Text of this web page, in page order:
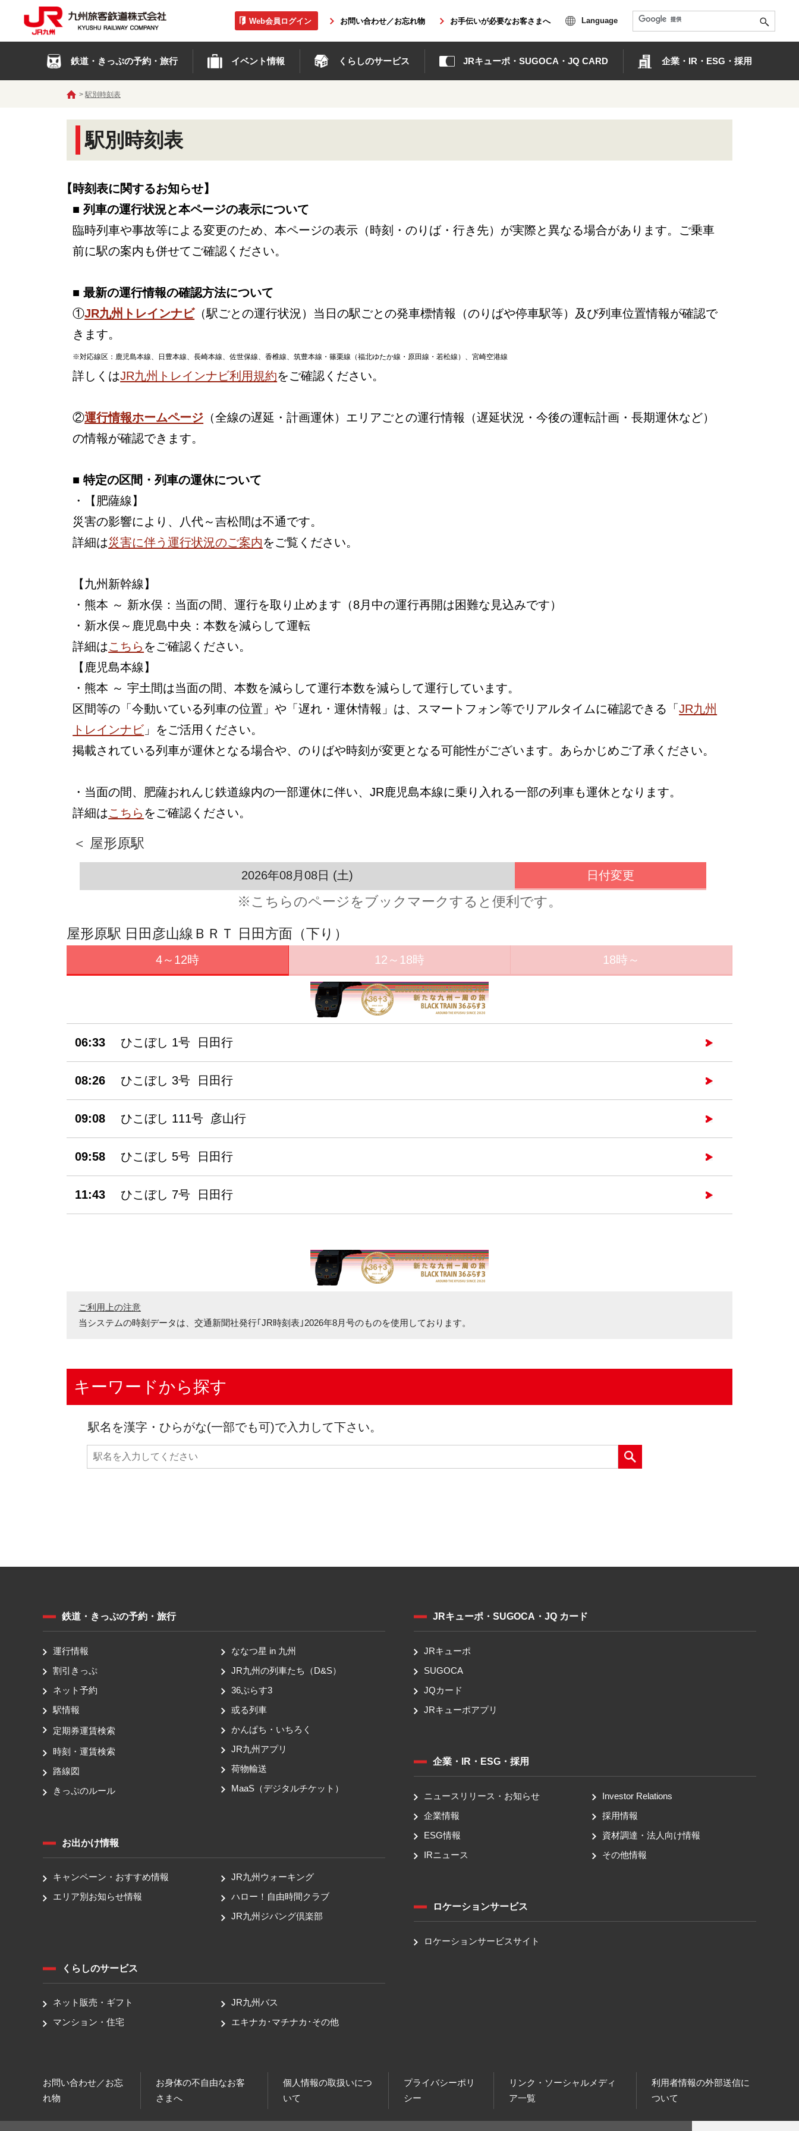
Web会員ログイン お問い合わせ／お忘れ物 お手伝いが必要なお客さまへ Language
鉄道・きっぷの予約・旅行 イベント情報 くらしのサービス JRキューポ・SUGOCA・JQ CARD 企業・IR・ESG・採用
駅別時刻表
駅別時刻表
【時刻表に関するお知らせ】
■ 列車の運行状況と本ページの表示について
臨時列車や事故等による変更のため、本ページの表示（時刻・のりば・行き先）が実際と異なる場合があります。ご乗車
前に駅の案内も併せてご確認ください。
■ 最新の運行情報の確認方法について
①JR九州トレインナビ（駅ごとの運行状況）当日の駅ごとの発車標情報（のりばや停車駅等）及び列車位置情報が確認で
きます。
※対応線区：鹿児島本線、日豊本線、長崎本線、佐世保線、香椎線、筑豊本線・篠栗線（福北ゆたか線・原田線・若松線）、宮崎空港線
詳しくはJR九州トレインナビ利用規約をご確認ください。
②運行情報ホームページ （全線の遅延・計画運休）エリアごとの運行情報（遅延状況・今後の運転計画・長期運休など）
の情報が確認できます。
■ 特定の区間・列車の運休について
・【肥薩線】
災害の影響により、八代～吉松間は不通です。
詳細は災害に伴う運行状況のご案内をご覧ください。
【九州新幹線】
・熊本 ～ 新水俣：当面の間、運行を取り止めます（8月中の運行再開は困難な見込みです）
・新水俣～鹿児島中央：本数を減らして運転
詳細はこちら をご確認ください。
【鹿児島本線】
・熊本 ～ 宇土間は当面の間、本数を減らして運行本数を減らして運行しています。
区間等の「今動いている列車の位置」や「遅れ・運休情報」は、スマートフォン等でリアルタイムに確認できる「JR九州
トレインナビ 」をご活用ください。
掲載されている列車が運休となる場合や、のりばや時刻が変更となる可能性がございます。あらかじめご了承ください。
・当面の間、肥薩おれんじ鉄道線内の一部運休に伴い、JR鹿児島本線に乗り入れる一部の列車も運休となります。
詳細はこちら をご確認ください。
＜ 屋形原駅
2026年08月08日 (土) 日付変更
※こちらのページをブックマークすると便利です。
屋形原駅 日田彦山線ＢＲＴ 日田方面（下り）
4～12時 12～18時 18時～
06:33 ひこぼし 1号 日田行
08:26 ひこぼし 3号 日田行
09:08 ひこぼし 111号 彦山行
09:58 ひこぼし 5号 日田行
11:43 ひこぼし 7号 日田行
ご利用上の注意
当システムの時刻データは、 交通新聞社発行｢JR時刻表｣2026年8月号のものを使用しております。
キーワードから探す
駅名を漢字・ひらがな(一部でも可)で入力して下さい。
鉄道・きっぷの予約・旅行
運行情報
割引きっぷ
ネット予約
駅情報
定期券運賃検索
時刻・運賃検索
路線図
きっぷのルール
ななつ星 in 九州
JR九州の列車たち（D&S）
36ぷらす3
或る列車
かんぱち・いちろく
JR九州アプリ
荷物輸送
MaaS（デジタルチケット）
お出かけ情報
キャンペーン・おすすめ情報
エリア別お知らせ情報
JR九州ウォーキング
ハロー！自由時間クラブ
JR九州ジパング倶楽部
くらしのサービス
ネット販売・ギフト
マンション・住宅
JR九州バス
エキナカ･マチナカ･その他
JRキューポ・SUGOCA・JQ カード
JRキューポ
SUGOCA
JQカード
JRキューポアプリ
企業・IR・ESG・採用
ニュースリリース・お知らせ
企業情報
ESG情報
IRニュース
Investor Relations
採用情報
資材調達・法人向け情報
その他情報
ロケーションサービス
ロケーションサービスサイト
お問い合わせ／お忘
れ物
お身体の不自由なお客
さまへ
個人情報の取扱いにつ
いて
プライバシーポリ
シー
リンク・ソーシャルメディ
ア一覧
利用者情報の外部送信に
ついて